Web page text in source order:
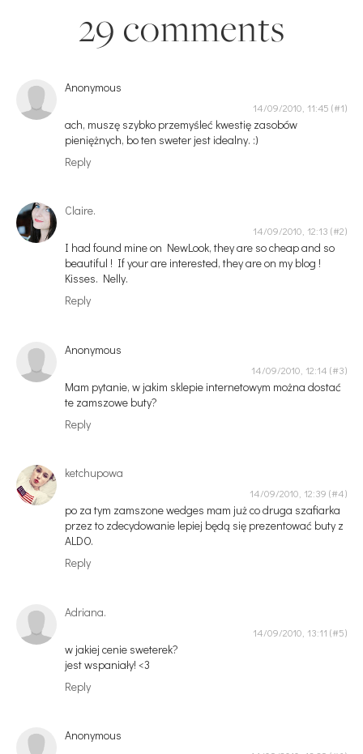
29 comments
Anonymous
14/09/2010, 11:45
ach, muszę szybko przemyśleć kwestię zasobów
pieniężnych, bo ten sweter jest idealny. :)
Reply
Claire.
14/09/2010, 12:13
I had found mine on NewLook, they are so cheap and so
beautiful ! If your are interested, they are on my blog !
Kisses. Nelly.
Reply
Anonymous
14/09/2010, 12:14
Mam pytanie, w jakim sklepie internetowym można dostać
te zamszowe buty?
Reply
ketchupowa
14/09/2010, 12:39
po za tym zamszone wedges mam już co druga szafiarka
przez to zdecydowanie lepiej będą się prezentować buty z
ALDO.
Reply
Adriana.
14/09/2010, 13:11
w jakiej cenie sweterek?
jest wspaniały! <3
Reply
Anonymous